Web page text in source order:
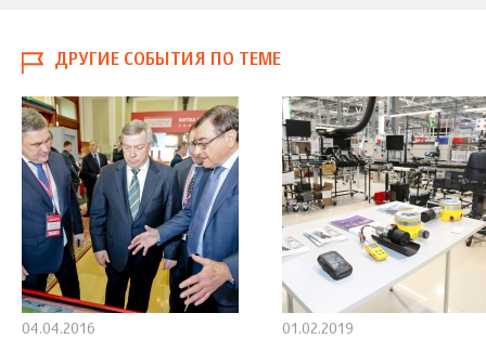
ДРУГИЕ СОБЫТИЯ ПО ТЕМЕ
04.04.2016
01.02.2019